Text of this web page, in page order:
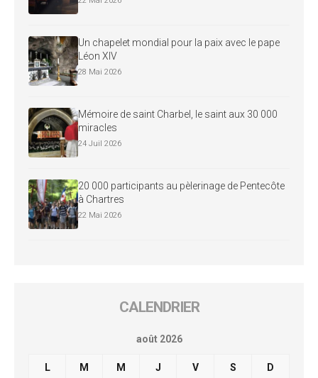
Un chapelet mondial pour la paix avec le pape
Léon XIV
28 Mai 2026
Mémoire de saint Charbel, le saint aux 30 000
miracles
24 Juil 2026
20 000 participants au pèlerinage de Pentecôte
à Chartres
22 Mai 2026
CALENDRIER
août 2026
L M M J V S D